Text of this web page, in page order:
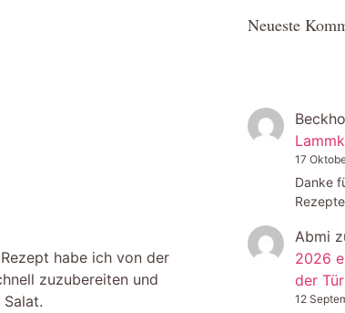
habe ich von der
zuzubereiten und
Neueste
17
Danke
Abmi
2026
der
12